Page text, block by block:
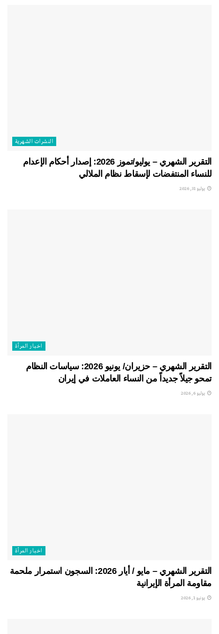
النشرات الشهریة
التقرير الشهري – يوليو/تموز 2026: إصدار أحكام الإعدام
للنساء المنتفضات لإسقاط نظام الملالي
يوليو 31, 2026
اخبار المرأة
التقرير الشهري – حزيران/ يونيو 2026: سياسات النظام
تمحو جيلاً جديداً من النساء العاملات في إيران
يوليو 6, 2026
اخبار المرأة
التقرير الشهري – مايو / أيار 2026: السجون استمرار ملحمة
مقاومة المرأة الإيرانية
يونيو 1, 2026